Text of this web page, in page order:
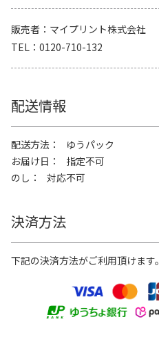
販売者
マイプリント株式会社
TEL
0120-710-132
配送情報
配送方法
ゆうパック
お届け日
指定不可
のし
対応不可
決済方法
下記の決済方法がご利用頂けます。